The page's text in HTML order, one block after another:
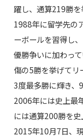
躍し、通算219勝を
1988年に留学先の
ーボールを習得し、
優勝争いに加わっ
傷の5勝を挙げてリ
3度最多勝に輝き、
2006年には史上最
には通算200勝を史
2015年10月7日、